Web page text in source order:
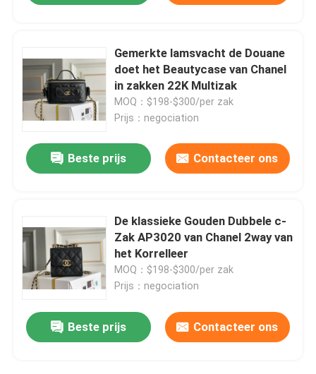
Producten
Video's
Gemerkte lamsvacht de Douane
doet het Beautycase van Chanel
in zakken 22K Multizak
MOQ：$198-$300/per zak
Prijs：negociation
Beste prijs Contacteer ons
De klassieke Gouden Dubbele c-
Zak AP3020 van Chanel 2way van
het Korrelleer
MOQ：$198-$300/per zak
Prijs：negociation
Beste prijs Contacteer ons